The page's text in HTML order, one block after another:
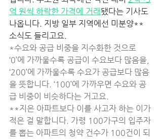
억 원씩 하락한 가격에 거래됐다는 기사도
나옵니다. 지방 일부 지역에선 미분양**
소식도 들리고요.
*수요와 공급 비중을 지수화한 것으로
‘0’에 가까울수록 공급이 수요보다 많음을,
‘200’에 가까울수록 수요가 공급보다 많음
을 뜻합니다. ‘100’에 가까우면 수요와 공
급 비중이 비슷하다는 거고요.
**지은 아파트보다 이를 사고자 하는 이가
적은 걸 말합니다. 가령 100가구의 입주자
를 뽑는 아파트의 청약 건수가 100건이 되